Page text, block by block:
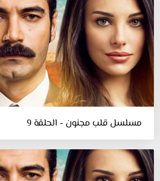
مسلسل قلب مجنون - الحلقة 9